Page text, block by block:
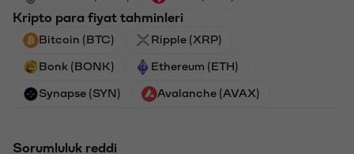
Kripto para fiyat tahminleri
Bitcoin (BTC) Ripple (XRP)
Bonk (BONK) Ethereum (ETH)
Synapse (SYN) Avalanche (AVAX)
Sorumluluk reddi